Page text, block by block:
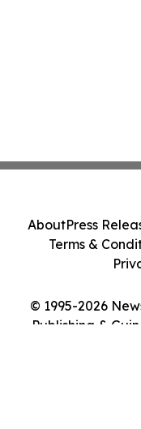
© 1995-2026
Publishing &
AboutPress
Terms &